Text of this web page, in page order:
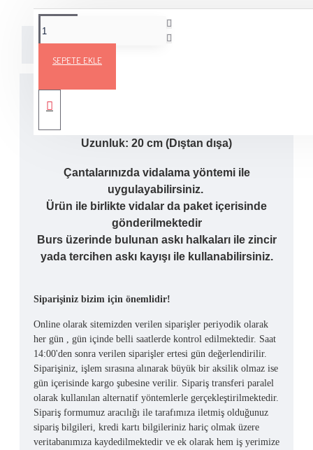
SEPETE EKLE
Açıklama Teslimat Bilgileri
Çantalarınız ahşap çanta saplarımızla artık çok daha şık..
Uzunluk: 20 cm (Dıştan dışa)
Çantalarınızda vidalama yöntemi ile
uygulayabilirsiniz.
Ürün ile birlikte vidalar da paket içerisinde
gönderilmektedir
Burs üzerinde bulunan askı halkaları ile zincir
yada tercihen askı kayışı ile kullanabilirsiniz.
Siparişiniz bizim için önemlidir!
Online olarak sitemizden verilen siparişler periyodik olarak
her gün , gün içinde belli saatlerde kontrol edilmektedir. Saat
14:00'den sonra verilen siparişler ertesi gün değerlendirilir.
Siparişiniz, işlem sırasına alınarak büyük bir aksilik olmaz ise
gün içerisinde kargo şubesine verilir. Sipariş transferi paralel
olarak kullanılan alternatif yöntemlerle gerçekleştirilmektedir.
Sipariş formumuz aracılığı ile tarafımıza iletmiş olduğunuz
sipariş bilgileri, kredi kartı bilgileriniz hariç olmak üzere
veritabanımıza kaydedilmektedir ve ek olarak hem iş yerimize